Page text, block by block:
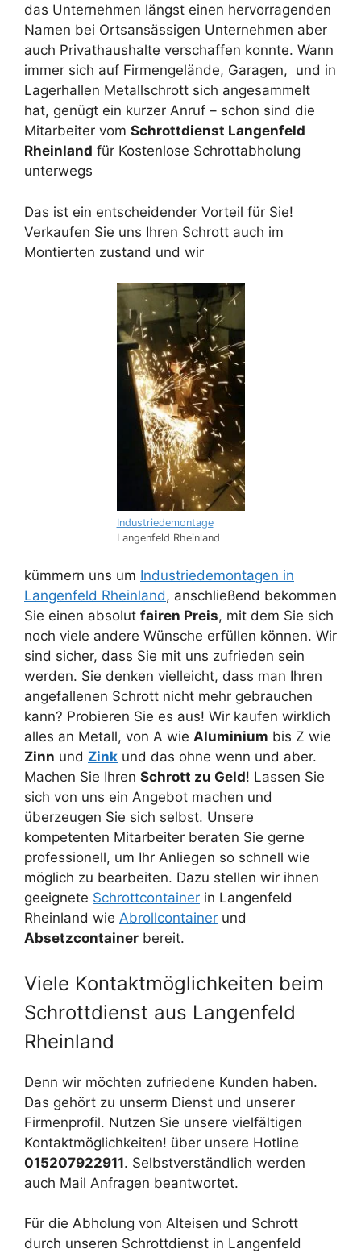
das Unternehmen längst einen hervorragenden
Namen bei Ortsansässigen Unternehmen aber
auch Privathaushalte verschaffen konnte. Wann
immer sich auf Firmengelände, Garagen, und in
Lagerhallen Metallschrott sich angesammelt
hat, genügt ein kurzer Anruf – schon sind die
Mitarbeiter vom Schrottdienst Langenfeld
Rheinland für Kostenlose Schrottabholung
unterwegs
Das ist ein entscheidender Vorteil für Sie!
Verkaufen Sie uns Ihren Schrott auch im
Montierten zustand und wir
Industriedemontage
Langenfeld Rheinland
kümmern uns um Industriedemontagen in
Langenfeld Rheinland, anschließend bekommen
Sie einen absolut fairen Preis, mit dem Sie sich
noch viele andere Wünsche erfüllen können. Wir
sind sicher, dass Sie mit uns zufrieden sein
werden. Sie denken vielleicht, dass man Ihren
angefallenen Schrott nicht mehr gebrauchen
kann? Probieren Sie es aus! Wir kaufen wirklich
alles an Metall, von A wie Aluminium bis Z wie
Zinn und Zink und das ohne wenn und aber.
Machen Sie Ihren Schrott zu Geld! Lassen Sie
sich von uns ein Angebot machen und
überzeugen Sie sich selbst. Unsere
kompetenten Mitarbeiter beraten Sie gerne
professionell, um Ihr Anliegen so schnell wie
möglich zu bearbeiten. Dazu stellen wir ihnen
geeignete Schrottcontainer in Langenfeld
Rheinland wie Abrollcontainer und
Absetzcontainer bereit.
Viele Kontaktmöglichkeiten beim
Schrottdienst aus Langenfeld
Rheinland
Denn wir möchten zufriedene Kunden haben.
Das gehört zu unserm Dienst und unserer
Firmenprofil. Nutzen Sie unsere vielfältigen
Kontaktmöglichkeiten! über unsere Hotline
015207922911. Selbstverständlich werden
auch Mail Anfragen beantwortet.
Für die Abholung von Alteisen und Schrott
durch unseren Schrottdienst in Langenfeld